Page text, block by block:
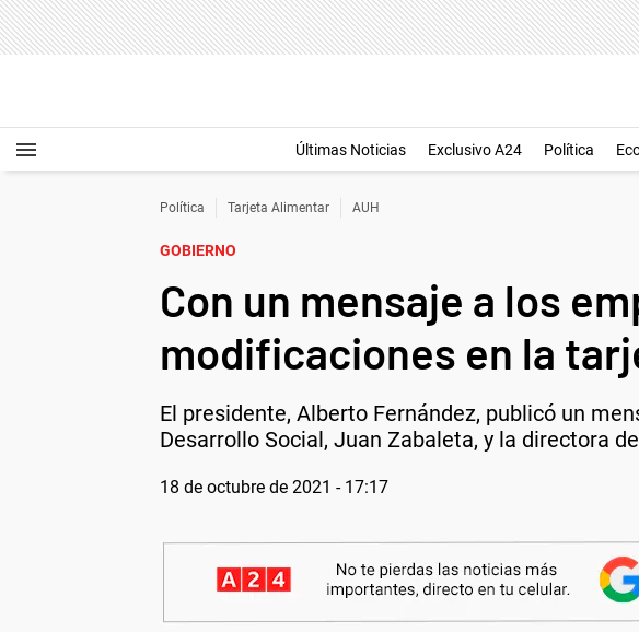
Últimas Noticias Exclusivo A24 Política
Política Tarjeta Alimentar AUH
GOBIERNO
Con un mensaje a los
modificaciones en la
El presidente, Alberto Fernández, publicó un
Desarrollo Social, Juan Zabaleta, y la directora
18 de octubre de 2021 - 17:17